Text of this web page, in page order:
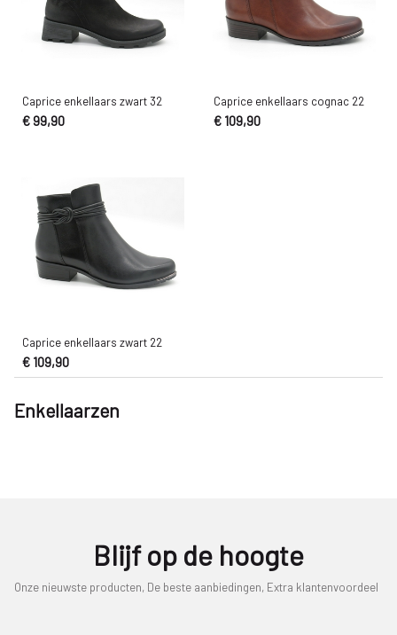
Caprice enkellaars zwart 32
€ 99,90
Caprice enkellaars cognac 22
€ 109,90
Caprice enkellaars zwart 22
€ 109,90
Enkellaarzen
Blijf op de hoogte
Onze nieuwste producten, De beste aanbiedingen, Extra klantenvoordeel